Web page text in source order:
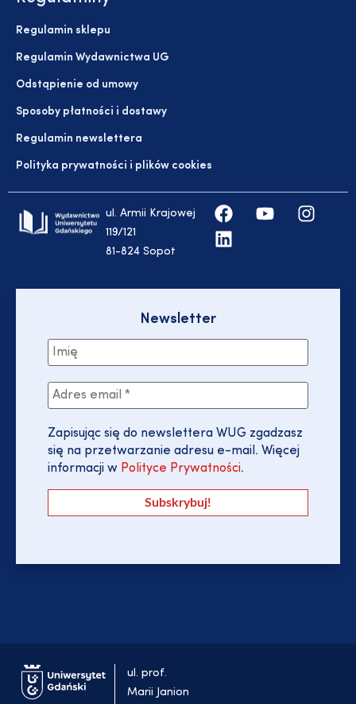
Regulamin sklepu
Regulamin Wydawnictwa UG
Odstąpienie od umowy
Sposoby płatności i dostawy
Regulamin newslettera
Polityka prywatności i plików cookies
ul. Armii Krajowej
119/121
81-824 Sopot
Newsletter
Zapisując się do newslettera WUG zgadzasz
się na przetwarzanie adresu e-mail. Więcej
informacji w Polityce Prywatności.
ul. prof.
Marii Janion